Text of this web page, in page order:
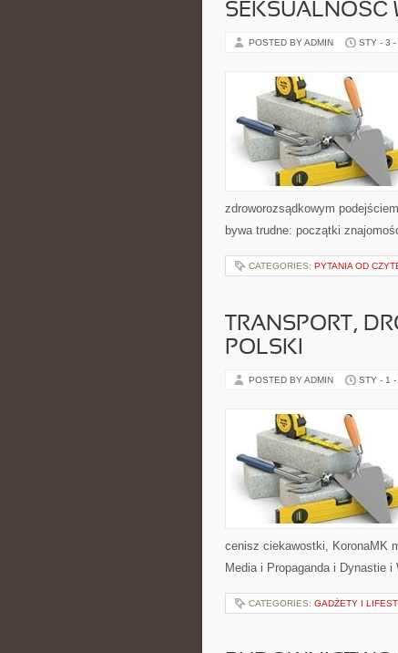
SEKSUALNOŚĆ
POSTED BY ADMIN STY - 3
zdroworozsądkowym
bywa trudne: początki
CATEGORIES: PYTANIA OD
TRANSPORT,
POLSKI
POSTED BY ADMIN STY - 1
cenisz ciekawostki, KoronaMK
Media i Propaganda i Dynastie
CATEGORIES: GADŻETY I